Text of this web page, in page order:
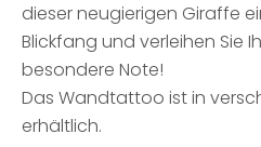
dieser neugierigen Giraffe
Blickfang und verleihen Sie
besondere Note!
Das Wandtattoo ist in
erhältlich.